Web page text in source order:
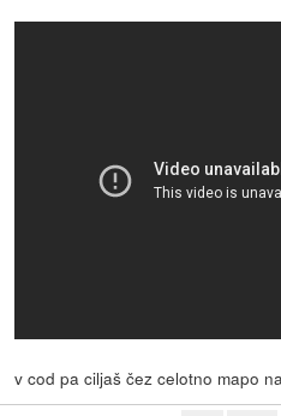
v cod pa ciljaš čez celotno mapo